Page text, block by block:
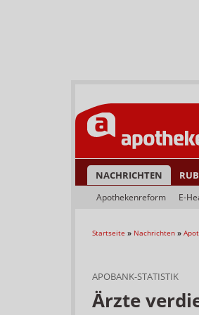
NACHRICHTEN
Apothekenreform E-
Startseite » Nachrichten »
APOBANK-STATISTIK
Ärzte